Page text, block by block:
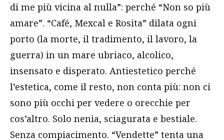
di me più vicina al nulla”: perché “Non so più
amare”. “Café, Mexcal e Rosita” dilata ogni
porto (la morte, il tradimento, il lavoro, la
guerra) in un mare ubriaco, alcolico,
insensato e disperato. Antiestetico perché
l’estetica, come il resto, non conta più: non ci
sono più occhi per vedere o orecchie per
cos’altro. Solo nenia, sciagurata e bestiale.
Senza compiacimento. “Vendette” tenta una